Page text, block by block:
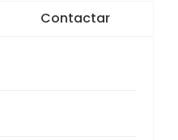
Contactar